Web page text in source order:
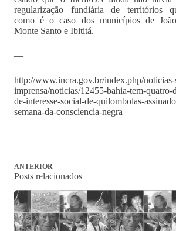
regularização fundiária de territórios
como é o caso dos municípios de
Monte Santo e Ibititá.
—
http://www.incra.gov.br/index.php/noticias-
imprensa/noticias/12455-bahia-tem-quatro-
de-interesse-social-de-quilombolas-
semana-da-consciencia-negra
ANTERIOR
Posts relacionados